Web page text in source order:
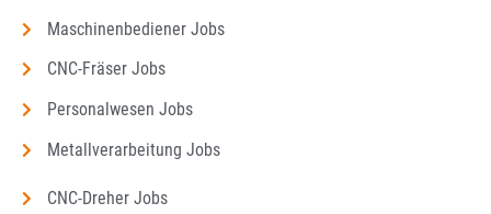
Maschinenbediener Jobs
CNC-Fräser Jobs
Personalwesen Jobs
Metallverarbeitung Jobs
CNC-Dreher Jobs